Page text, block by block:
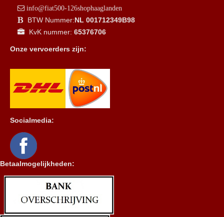
info@fiat500-126shophaaglanden
BTW Nummer:NL 001712349B98
KvK nummer: 65376706
Onze vervoerders zijn:
Socialmedia:
Betaalmogelijkheden: